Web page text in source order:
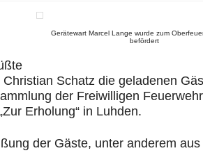
Gerätewart Marcel Lange wurde zum
befördert
Schatz die geladenen
der Freiwilligen
Erholung“ in Luhden.
der Gäste, unter anderem